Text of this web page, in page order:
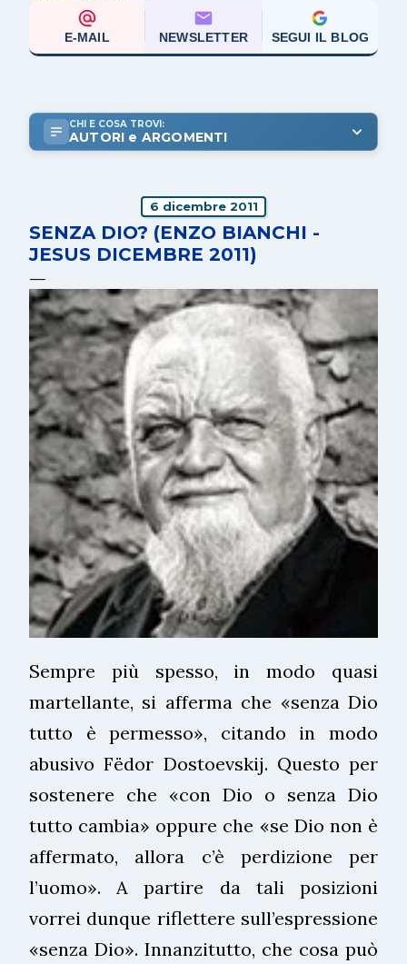
E-MAIL NEWSLETTER SEGUI IL BLOG
CHI E COSA TROVI:
AUTORI e ARGOMENTI
6 dicembre 2011
SENZA DIO? (ENZO BIANCHI -
JESUS DICEMBRE 2011)
Sempre più spesso, in modo quasi
martellante, si afferma che «senza Dio
tutto è permesso», citando in modo
abusivo Fëdor Dostoevskij. Questo per
sostenere che «con Dio o senza Dio
tutto cambia» oppure che «se Dio non è
affermato, allora c’è perdizione per
l’uomo». A partire da tali posizioni
vorrei dunque riflettere sull’espressione
«senza Dio». Innanzitutto, che cosa può